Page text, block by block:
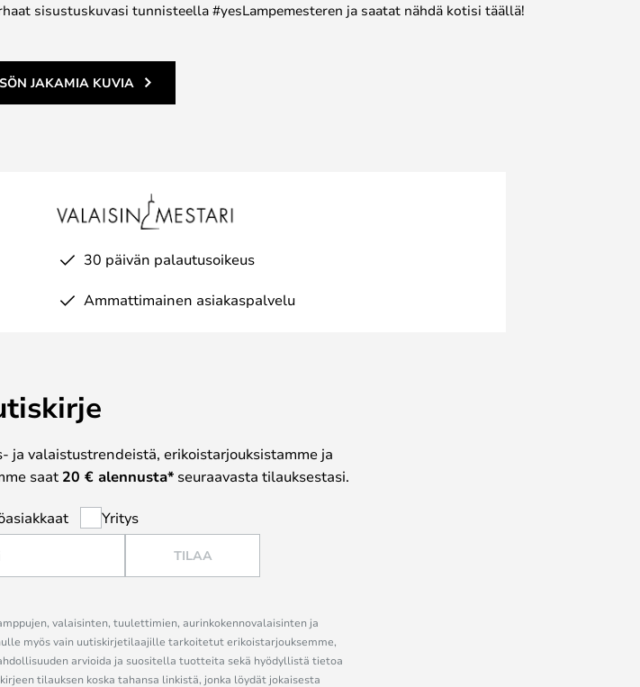
sisustuskuvasi tunnisteella #yesLampemesteren ja saatat nähdä kotisi täällä!
JAKAMIA KUVIA
30 päivän palautusoikeus
Ammattimainen asiakaspalvelu
ja valaistustrendeistä, erikoistarjouksistamme ja
saat 20 € alennusta* seuraavasta tilauksestasi.
Yritys
TILAA
valaisinten, tuulettimien, aurinkokennovalaisinten ja
myös vain uutiskirjetilaajille tarkoitetut erikoistarjouksemme,
arvioida ja suositella tuotteita sekä hyödyllistä tietoa
tilauksen koska tahansa linkistä, jonka löydät jokaisesta